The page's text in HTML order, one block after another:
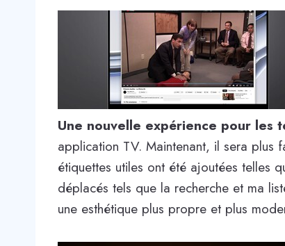
Une nouvelle expérience pour les
application TV. Maintenant, il sera plus
étiquettes utiles ont été ajoutées telles
déplacés tels que la recherche et ma
une esthétique plus propre et plus